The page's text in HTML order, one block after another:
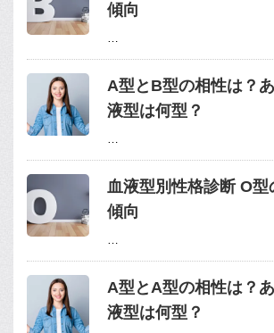
傾向
…
A型とB型の相性は？
液型は何型？
…
血液型別性格診断 O型
傾向
…
A型とA型の相性は？
液型は何型？